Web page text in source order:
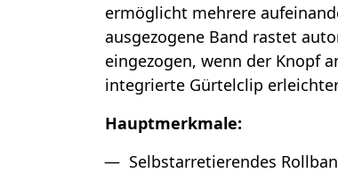
ermöglicht mehrere
ausgezogene Band rastet
eingezogen, wenn der Knopf
integrierte Gürtelclip
Hauptmerkmale:
Selbstarretierendes